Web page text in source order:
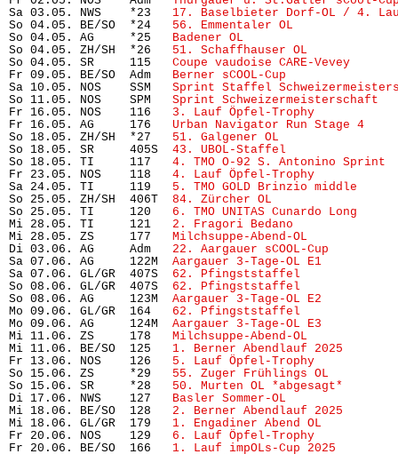
Sa 03.05. NWS    *23 17. Baselbieter Dorf-OL / 4.
So 04.05. BE/SO  *24 56. Emmentaler OL
So 04.05. AG     *25
Badener OL
So 04.05. ZH/SH  *26 51. Schaffhauser OL
So 04.05. SR     115 Coupe vaudoise CARE-Vevey
Fr 09.05. BE/SO  Adm
Berner sCOOL-Cup
Sa 10.05. NOS    SSM Sprint Staffel
So 11.05. NOS    SPM Sprint Schweizermeisterschaft
Fr 16.05. NOS    116 3. Lauf Öpfel-Trophy
Fr 16.05. AG     176 Urban Navigator Run Stage 4
So 18.05. ZH/SH  *27 51. Galgener OL
So 18.05. SR     405S 43. UBOL-Staffel
So 18.05. TI     117 4. TMO O-92 S. Antonino Sprint
Fr 23.05. NOS    118 4. Lauf Öpfel-Trophy
Sa 24.05. TI     119 5. TMO GOLD Brinzio middle
So 25.05. ZH/SH  406T 84. Zürcher OL
So 25.05. TI     120 6. TMO UNITAS Cunardo Long
Mi 28.05. TI     121 2. Fragori Bedano
Mi 28.05. ZS     177 Milchsuppe-Abend-OL
Di 03.06. AG     Adm 22. Aargauer sCOOL-Cup
Sa 07.06. AG     122M Aargauer 3-Tage-OL E1
Sa 07.06. GL/GR  407S 62. Pfingststaffel
So 08.06. GL/GR  407S 62. Pfingststaffel
So 08.06. AG     123M Aargauer 3-Tage-OL E2
Mo 09.06. GL/GR  164 62. Pfingststaffel
Mo 09.06. AG     124M Aargauer 3-Tage-OL E3
Mi 11.06. ZS     178 Milchsuppe-Abend-OL
Mi 11.06. BE/SO  125 1. Berner Abendlauf 2025
Fr 13.06. NOS    126 5. Lauf Öpfel-Trophy
So 15.06. ZS     *29 55. Zuger Frühlings OL
So 15.06. SR     *28 50. Murten OL *abgesagt*
Di 17.06. NWS    127
Basler Sommer-OL
Mi 18.06. BE/SO  128 2. Berner Abendlauf 2025
Mi 18.06. GL/GR  179 1. Engadiner Abend OL
Fr 20.06. NOS    129 6. Lauf Öpfel-Trophy
Fr 20.06. BE/SO  166 1. Lauf impOLs-Cup 2025